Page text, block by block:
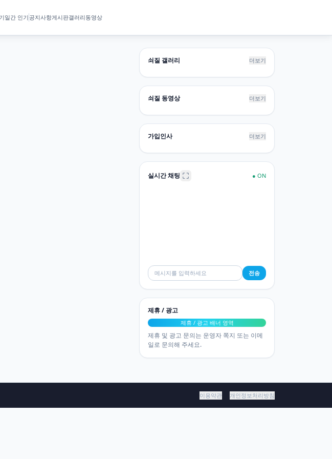
일간 인기공지사항게시판갤러리동영상
쇠질 갤러리 더보기
쇠질 동영상 더보기
가입인사 더보기
실시간 채팅 ● ON
전송
제휴 / 광고
제휴 / 광고 배너 영역
제휴 및 광고 문의는 운영자 쪽지 또는 이메
일로 문의해 주세요.
이용약관 개인정보처리방침